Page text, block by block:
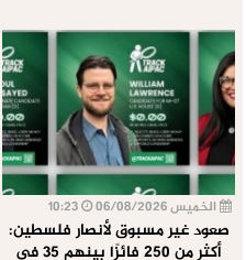
الخميس 06/08/2026
صعود غير مسبوق لأنصار فلسطين:
أكثر من 250 فائزًا بينهم 35 في